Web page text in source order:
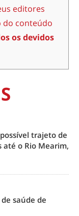
editores
do conteúdo
os devidos
trajeto de
até o Rio Mearim,
saúde de